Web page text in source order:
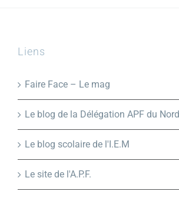
Liens
Faire Face – Le mag
Le blog de la Délégation APF du Nord
Le blog scolaire de l'I.E.M
Le site de l'A.P.F.